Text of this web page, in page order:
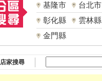
基隆市
台北市
彰化縣
雲林縣
金門縣
店家搜尋